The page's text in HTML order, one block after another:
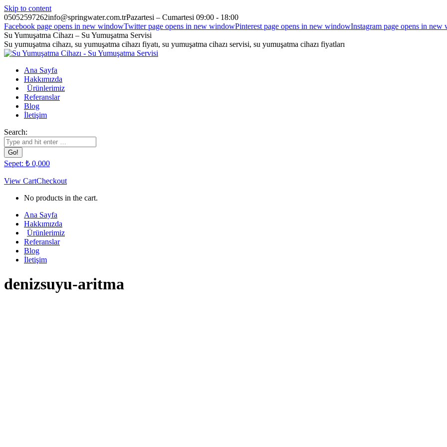
Skip to content
05052597262info@springwater.com.trPazartesi – Cumartesi 09:00 - 18:00
Facebook page opens in new windowTwitter page opens in new windowPinterest page opens in new windowInstagram page opens in new
Su Yumuşatma Cihazı – Su Yumuşatma Servisi
Su yumuşatma cihazı, su yumuşatma cihazı fiyatı, su yumuşatma cihazı servisi, su yumuşatma cihazı fiyatları
Ana Sayfa
Hakkımızda
Ürünlerimiz
Referanslar
Blog
İletişim
Search:
Sepet: ₺ 0,000
View CartCheckout
No products in the cart.
Ana Sayfa
Hakkımızda
Ürünlerimiz
Referanslar
Blog
İletişim
denizsuyu-aritma